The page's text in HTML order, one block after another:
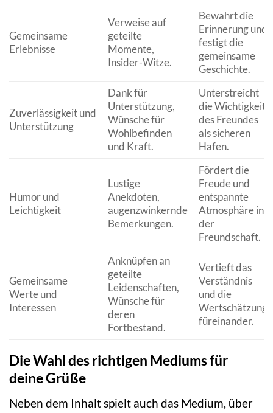
Gemeinsame
Erlebnisse
Verweise auf
geteilte
Momente,
Insider-Witze.
Bewahrt die
Erinnerung und
festigt die
gemeinsame
Geschichte.
Zuverlässigkeit und
Unterstützung
Dank für
Unterstützung,
Wünsche für
Wohlbefinden
und Kraft.
Unterstreicht
die Wichtigkeit
des Freundes
als sicheren
Hafen.
Humor und
Leichtigkeit
Lustige
Anekdoten,
augenzwinkernde
Bemerkungen.
Fördert die
Freude und
entspannte
Atmosphäre in
der
Freundschaft.
Gemeinsame
Werte und
Interessen
Anknüpfen an
geteilte
Leidenschaften,
Wünsche für
deren
Fortbestand.
Vertieft das
Verständnis
und die
Wertschätzung
füreinander.
Die Wahl des richtigen Mediums für
deine Grüße
Neben dem Inhalt spielt auch das Medium, über